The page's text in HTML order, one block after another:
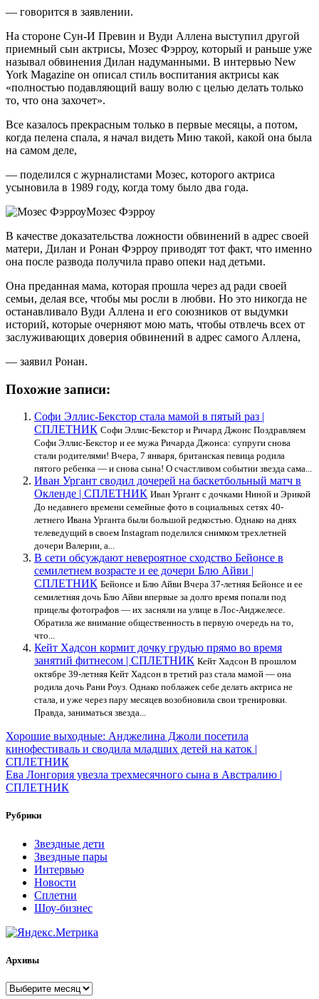
— говорится в заявлении.
На стороне Сун-И Превин и Вуди Аллена выступил другой
приемный сын актрисы, Мозес Фэрроу, который и раньше уже
называл обвинения Дилан надуманными. В интервью New
York Magazine он описал стиль воспитания актрисы как
«полностью подавляющий вашу волю с целью делать только
то, что она захочет».
Все казалось прекрасным только в первые месяцы, а потом,
когда пелена спала, я начал видеть Мию такой, какой она была
на самом деле,
— поделился с журналистами Мозес, которого актриса
усыновила в 1989 году, когда тому было два года.
Мозес Фэрроу
В качестве доказательства ложности обвинений в адрес своей
матери, Дилан и Ронан Фэрроу приводят тот факт, что именно
она после развода получила право опеки над детьми.
Она преданная мама, которая прошла через ад ради своей
семьи, делая все, чтобы мы росли в любви. Но это никогда не
останавливало Вуди Аллена и его союзников от выдумки
историй, которые очерняют мою мать, чтобы отвлечь всех от
заслуживающих доверия обвинений в адрес самого Аллена,
— заявил Ронан.
Похожие записи:
Софи Эллис-Бекстор стала мамой в пятый раз |
СПЛЕТНИК Софи Эллис-Бекстор и Ричард Джонс Поздравляем
Софи Эллис-Бекстор и ее мужа Ричарда Джонса: супруги снова
стали родителями! Вчера, 7 января, британская певица родила
пятого ребенка — и снова сына! О счастливом событии звезда сама...
Иван Ургант сводил дочерей на баскетбольный матч в
Окленде | СПЛЕТНИК Иван Ургант с дочками Ниной и Эрикой
До недавнего времени семейные фото в социальных сетях 40-
летнего Ивана Урганта были большой редкостью. Однако на днях
телеведущий в своем Instagram поделился снимком трехлетней
дочери Валерии, а...
В сети обсуждают невероятное сходство Бейонсе в
семилетнем возрасте и ее дочери Блю Айви |
СПЛЕТНИК Бейонсе и Блю Айви Вчера 37-летняя Бейонсе и ее
семилетняя дочь Блю Айви впервые за долго время попали под
прицелы фотографов — их засняли на улице в Лос-Анджелесе.
Обратила же внимание общественность в первую очередь на то,
что...
Кейт Хадсон кормит дочку грудью прямо во время
занятий фитнесом | СПЛЕТНИК Кейт Хадсон В прошлом
октябре 39-летняя Кейт Хадсон в третий раз стала мамой — она
родила дочь Рани Роуз. Однако поблажек себе делать актриса не
стала, и уже через пару месяцев возобновила свои тренировки.
Правда, заниматься звезда...
Навигация
по
записям
Хорошие выходные: Анджелина Джоли посетила
кинофестиваль и сводила младших детей на каток |
СПЛЕТНИК
Ева Лонгория увезла трехмесячного сына в Австралию |
СПЛЕТНИК
Рубрики
Звездные дети
Звездные пары
Интервью
Новости
Сплетни
Шоу-бизнес
Архивы
Архивы